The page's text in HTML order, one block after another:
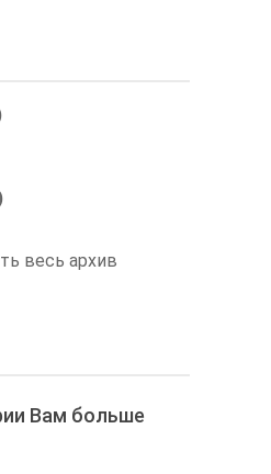
весь архив
Вам больше